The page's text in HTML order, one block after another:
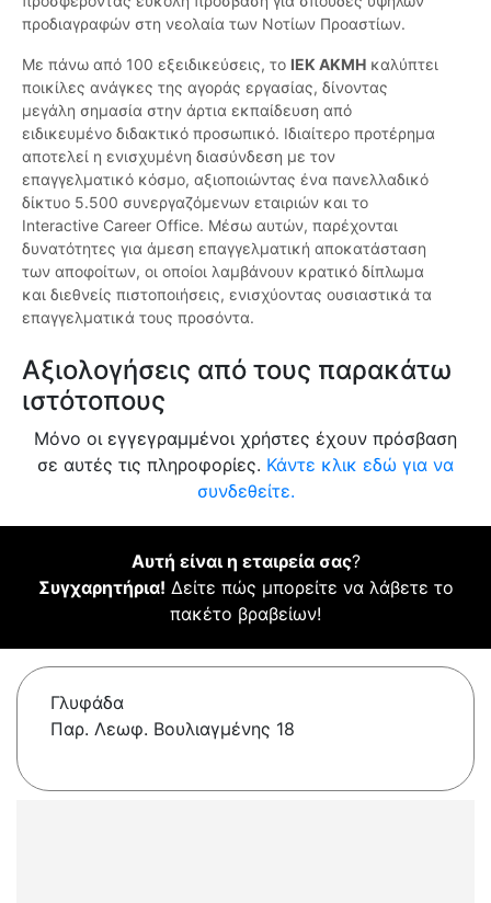
προδιαγραφών στη νεολαία των Νοτίων Προαστίων.
Με πάνω από 100 εξειδικεύσεις, το ΙΕΚ ΑΚΜΗ καλύπτει
ποικίλες ανάγκες της αγοράς εργασίας, δίνοντας
μεγάλη σημασία στην άρτια εκπαίδευση από
ειδικευμένο διδακτικό προσωπικό. Ιδιαίτερο προτέρημα
αποτελεί η ενισχυμένη διασύνδεση με τον
επαγγελματικό κόσμο, αξιοποιώντας ένα πανελλαδικό
δίκτυο 5.500 συνεργαζόμενων εταιριών και το
Interactive Career Office. Μέσω αυτών, παρέχονται
δυνατότητες για άμεση επαγγελματική αποκατάσταση
των αποφοίτων, οι οποίοι λαμβάνουν κρατικό δίπλωμα
και διεθνείς πιστοποιήσεις, ενισχύοντας ουσιαστικά τα
επαγγελματικά τους προσόντα.
Αξιολογήσεις από τους παρακάτω
ιστότοπους
Μόνο οι εγγεγραμμένοι χρήστες έχουν πρόσβαση
σε αυτές τις πληροφορίες. Κάντε κλικ εδώ για να
συνδεθείτε.
Αυτή είναι η εταιρεία σας?
Συγχαρητήρια! Δείτε πώς μπορείτε να λάβετε το
πακέτο βραβείων!
Γλυφάδα
Παρ. Λεωφ. Βουλιαγμένης 18